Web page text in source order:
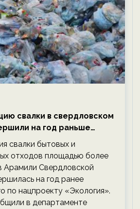
свалки в свердловском
на год раньше
срока — новости
ECOportal
свалки бытовых и
отходов площадью более
Арамили Свердловской
на год ранее
по нацпроекту «Экология».
в департаменте